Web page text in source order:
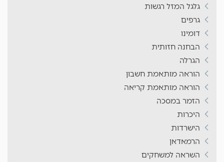
גלגל המזל רגשות
גרפים
דומינו
הבחנה חזותית
הגרלה
הוראה מותאמת חשבון
הוראה מותאמת קריאה
הזמר במסכה
היכרות
הישרדות
הרמאדאן
השראה למשחקים